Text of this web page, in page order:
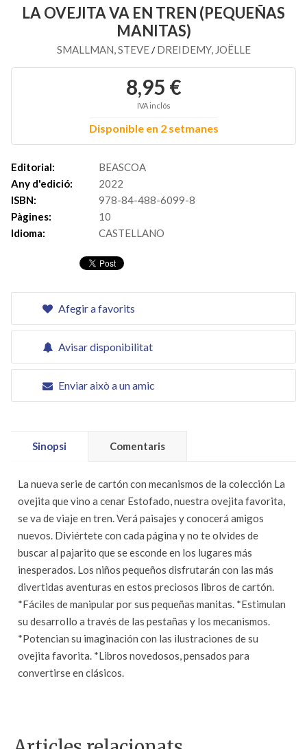
LA OVEJITA VA EN TREN (PEQUEÑAS
MANITAS)
SMALLMAN, STEVE/DREIDEMY, JOËLLE
8,95 €
IVA inclós
Disponible en 2 setmanes
Editorial:
BEASCOA
Any d'edició:
2022
ISBN:
978-84-488-6099-8
Pàgines:
10
Idioma:
CASTELLANO
Afegir a favorits
Avisar disponibilitat
Enviar això a un amic
Sinopsi Comentaris
La nueva serie de cartón con mecanismos de la colección La
ovejita que vino a cenar Estofado, nuestra ovejita favorita,
se va de viaje en tren. Verá paisajes y conocerá amigos
nuevos. Diviértete con cada página y no te olvides de
buscar al pajarito que se esconde en los lugares más
inesperados. Los niños pequeños disfrutarán con las más
divertidas aventuras en estos preciosos libros de cartón.
*Fáciles de manipular por sus pequeñas manitas. *Estimulan
su desarrollo a través de las pestañas y los mecanismos.
*Potencian su imaginación con las ilustraciones de su
ovejita favorita. *Libros novedosos, pensados para
convertirse en clásicos.